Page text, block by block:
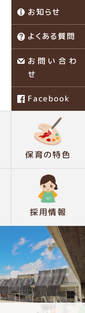
お知らせ
よくある質問
お問い合わ
せ
Facebook
保育の特色
採用情報